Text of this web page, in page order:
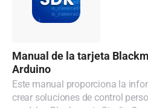
New Zealand
Poland
Portugal
Manual de la tarjeta
Arduino
Este manual proporciona la
crear soluciones de control